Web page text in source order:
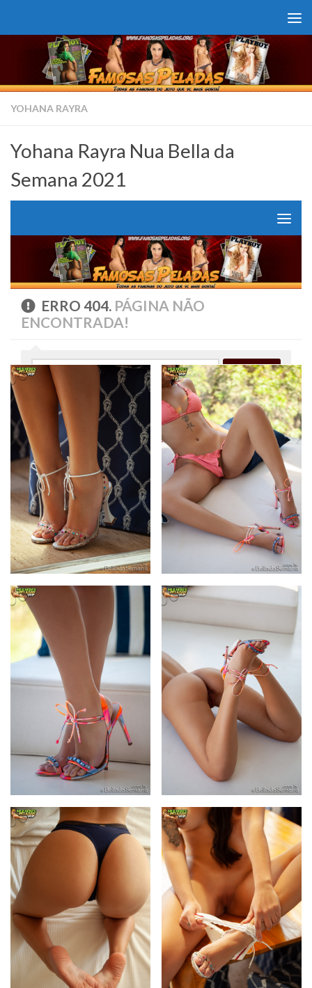
YOHANA RAYRA
Yohana Rayra Nua Bella da
Semana 2021